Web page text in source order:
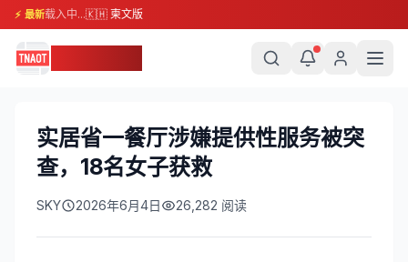
⚡ 最新载入中...🇰🇭 柬文版
实居省一餐厅涉嫌提供性服务被突
查，18名女子获救
SKY 2026年6月4日 26,282 阅读